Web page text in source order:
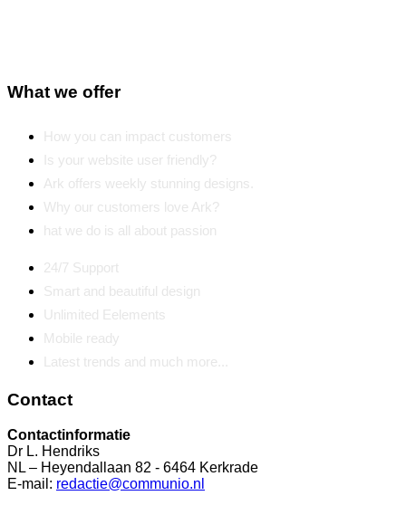
What we offer
How you can impact customers
Is your website user friendly?
Ark offers weekly stunning designs.
Why our customers love Ark?
hat we do is all about passion
24/7 Support
Smart and beautiful design
Unlimited Eelements
Mobile ready
Latest trends and much more...
Contact
Contactinformatie
Dr L. Hendriks
NL – Heyendallaan 82 - 6464 Kerkrade
E-mail: redactie@communio.nl